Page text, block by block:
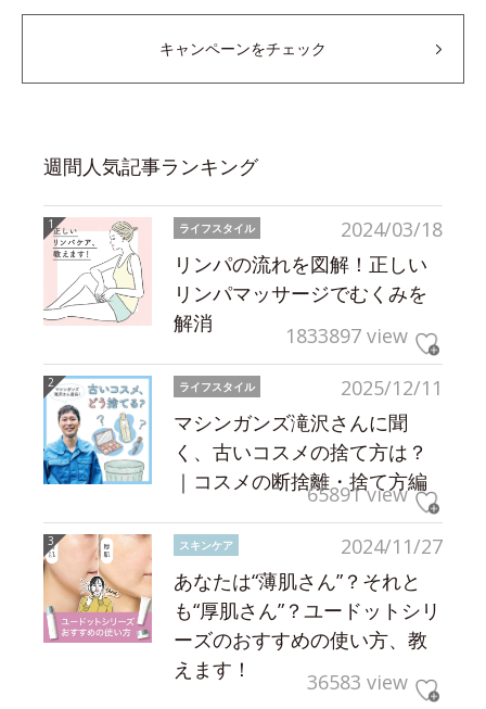
キャンペーンをチェック
週間人気記事ランキング
2024/03/18
ライフスタイル
リンパの流れを図解！正しい
リンパマッサージでむくみを
解消
1833897 view
2025/12/11
ライフスタイル
マシンガンズ滝沢さんに聞
く、古いコスメの捨て方は？
｜コスメの断捨離・捨て方編
65891 view
2024/11/27
スキンケア
あなたは“薄肌さん”？それと
も“厚肌さん”？ユードットシリ
ーズのおすすめの使い方、教
えます！
36583 view